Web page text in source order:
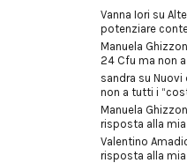
Vanna Iori su
potenziare
Manuela
24 Cfu ma non
sandra su Nuovi
non a tutti i
Manuela
risposta alla
Valentino
risposta alla